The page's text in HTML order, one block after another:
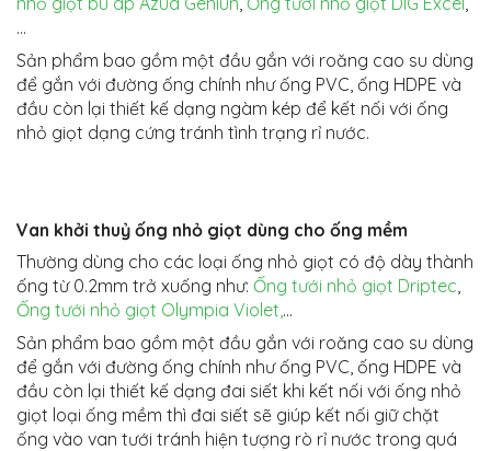
…
Sản phẩm bao gồm một đầu gắn với roăng cao su dùng
để gắn với đường ống chính như ống PVC, ống HDPE và
đầu còn lại thiết kế dạng ngàm kép để kết nối với ống
nhỏ giọt dạng cứng tránh tình trạng rỉ nước.
Van khởi thuỷ ống nhỏ giọt dùng cho ống mềm
Thường dùng cho các loại ống nhỏ giọt có độ dày thành
ống từ 0.2mm trở xuống như: Ống tưới nhỏ giọt Driptec,
Ống tưới nhỏ giọt Olympia Violet,…
Sản phẩm bao gồm một đầu gắn với roăng cao su dùng
để gắn với đường ống chính như ống PVC, ống HDPE và
đầu còn lại thiết kế dạng đai siết khi kết nối với ống nhỏ
giọt loại ống mềm thì đai siết sẽ giúp kết nối giữ chặt
ống vào van tưới tránh hiện tượng rò rỉ nước trong quá